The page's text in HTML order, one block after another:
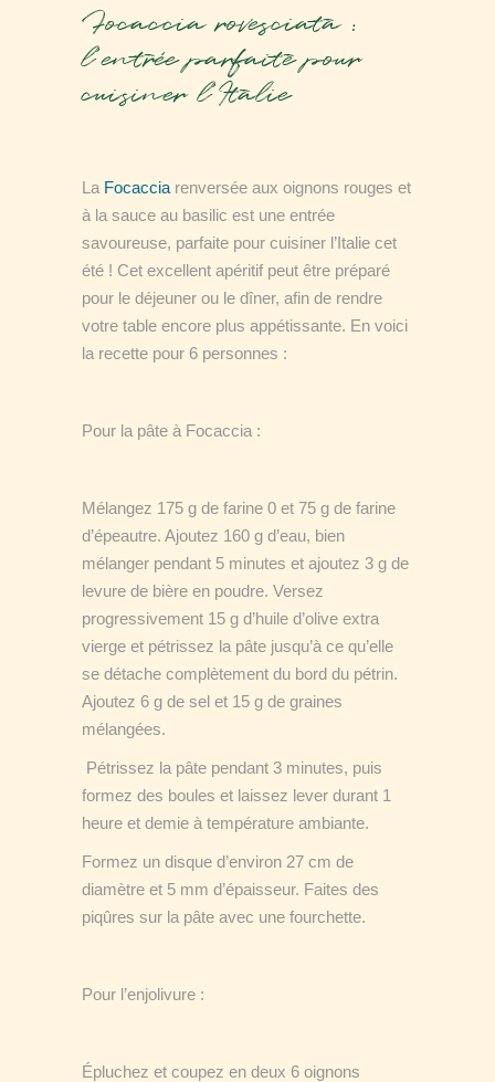
Focaccia rovesciata :
l’entrée parfaite pour
cuisiner l’Italie
La Focaccia renversée aux oignons rouges et
à la sauce au basilic est une entrée
savoureuse, parfaite pour cuisiner l’Italie cet
été ! Cet excellent apéritif peut être préparé
pour le déjeuner ou le dîner, afin de rendre
votre table encore plus appétissante. En voici
la recette pour 6 personnes :
Pour la pâte à Focaccia :
Mélangez 175 g de farine 0 et 75 g de farine
d’épeautre. Ajoutez 160 g d’eau, bien
mélanger pendant 5 minutes et ajoutez 3 g de
levure de bière en poudre. Versez
progressivement 15 g d’huile d’olive extra
vierge et pétrissez la pâte jusqu’à ce qu’elle
se détache complètement du bord du pétrin.
Ajoutez 6 g de sel et 15 g de graines
mélangées.
Pétrissez la pâte pendant 3 minutes, puis
formez des boules et laissez lever durant 1
heure et demie à température ambiante.
Formez un disque d’environ 27 cm de
diamètre et 5 mm d’épaisseur. Faites des
piqûres sur la pâte avec une fourchette.
Pour l’enjolivure :
Épluchez et coupez en deux 6 oignons